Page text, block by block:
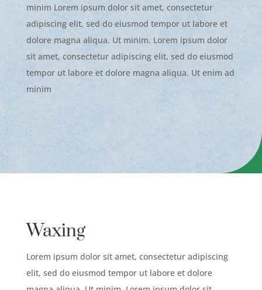
minim Lorem ipsum dolor sit amet, consectetur
adipiscing elit, sed do eiusmod tempor ut labore et
dolore magna aliqua. Ut minim. Lorem ipsum dolor
sit amet, consectetur adipiscing elit, sed do eiusmod
tempor ut labore et dolore magna aliqua. Ut enim ad
minim
Waxing
Lorem ipsum dolor sit amet, consectetur adipiscing
elit, sed do eiusmod tempor ut labore et dolore